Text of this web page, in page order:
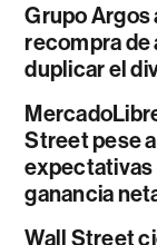
Grupo Argos
recompra de
duplicar el
Street pese
expectativas
ganancia
Wall Street